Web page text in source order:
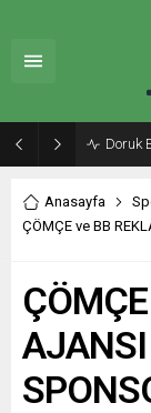
Anasayfa
ÇÖMÇE ve BB
AJANSI